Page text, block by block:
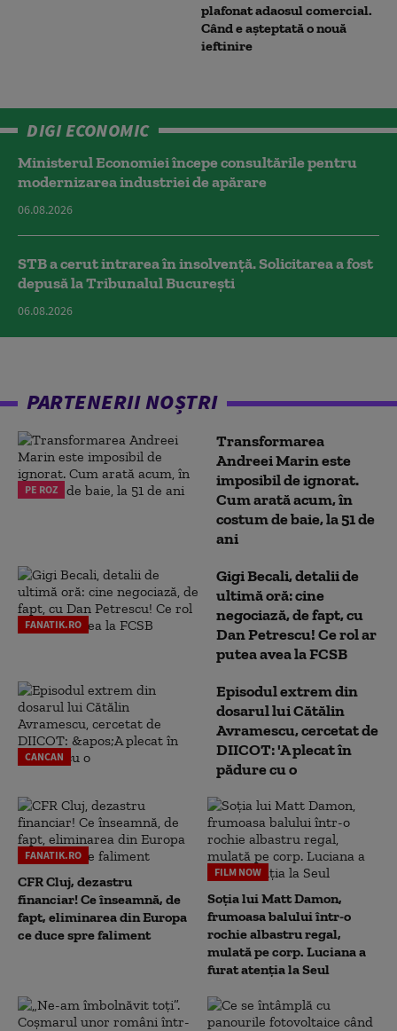
plafonat adaosul comercial.
Când e așteptată o nouă
ieftinire
DIGI ECONOMIC
Ministerul Economiei începe consultările pentru
modernizarea industriei de apărare
06.08.2026
STB a cerut intrarea în insolvență. Solicitarea a fost
depusă la Tribunalul București
06.08.2026
PARTENERII NOȘTRI
PE ROZ
Transformarea
Andreei Marin este
imposibil de ignorat.
Cum arată acum, în
costum de baie, la 51 de
ani
FANATIK.RO
Gigi Becali, detalii de
ultimă oră: cine
negociază, de fapt, cu
Dan Petrescu! Ce rol ar
putea avea la FCSB
CANCAN
Episodul extrem din
dosarul lui Cătălin
Avramescu, cercetat de
DIICOT: 'A plecat în
pădure cu o
FANATIK.RO
CFR Cluj, dezastru
financiar! Ce înseamnă, de
fapt, eliminarea din Europa
ce duce spre faliment
FILM NOW
Soția lui Matt Damon,
frumoasa balului într-o
rochie albastru regal,
mulată pe corp. Luciana a
furat atenția la Seul